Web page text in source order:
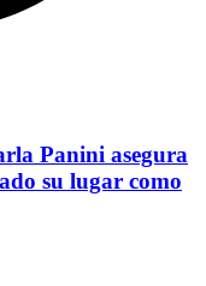
Panini asegura
su lugar como